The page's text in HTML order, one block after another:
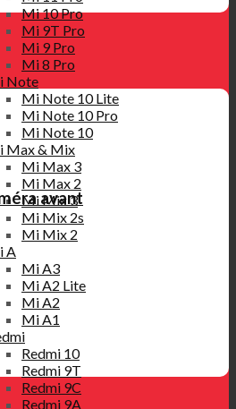
Mi 10 Pro
Mi 9T Pro
Mi 9 Pro
Mi 8 Pro
Note
Mi Note 10 Lite
Mi Note 10 Pro
Mi Note 10
Max & Mix
Mi Max 3
Mi Max 2
Mi Mix 3
Mi Mix 2s
Mi Mix 2
A
Mi A3
Mi A2 Lite
Mi A2
Mi A1
Redmi 10
Redmi 9T
Redmi 9C
Redmi 9A
avant